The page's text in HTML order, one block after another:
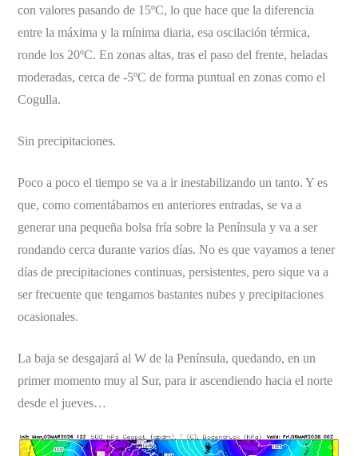
con valores pasando de 15ºC, lo que hace que la diferencia
entre la máxima y la mínima diaria, esa oscilación térmica,
ronde los 20ºC. En zonas altas, tras el paso del frente, heladas
moderadas, cerca de -5ºC de forma puntual en zonas como el
Cogulla.
Sin precipitaciones.
Poco a poco el tiempo se va a ir inestabilizando un tanto. Y es
que, como comentábamos en anteriores entradas, se va a
generar una pequeña bolsa fría sobre la Península y va a ser
rondando cerca durante varios días. No es que vayamos a tener
días de precipitaciones continuas, persistentes, pero sique va a
ser frecuente que tengamos bastantes nubes y precipitaciones
ocasionales.
La baja se desgajará al W de la Península, quedando, en un
primer momento muy al Sur, para ir ascendiendo hacia el norte
desde el jueves…